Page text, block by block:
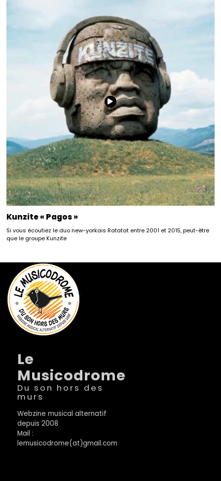
Kunzite « Pagos »
Si vous écoutiez le duo new-yorkais Ratatat entre 2001 et 2015, peut-être
que le groupe Kunzite
Le
Musicodrome
Du son hors des
murs
Webzine musical alternatif
depuis 2008
Mail :
lemusicodrome(at)gmail.com